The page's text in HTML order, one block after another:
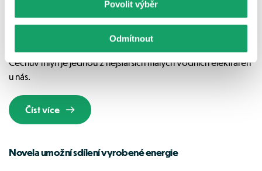
Povolit výběr
Odmítnout
Vodní toky jako zdroj energie
Čechův mlýn je jednou z nejstarších malých vodních elektráren
u nás.
Číst více
Novela umožní sdílení vyrobené energie